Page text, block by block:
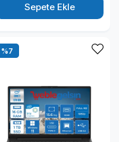
Bilgisayar NHQNBEYF04
Sepete Ekle
%7